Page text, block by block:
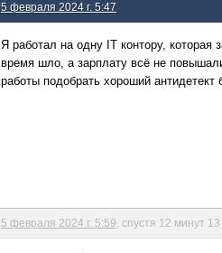
5 февраля 2024 г. 5:47
Я работал на одну IT контору,
время шло, а зарплату всё не
работы подобрать хороший
5 февраля 2024 г. 5:59 , спустя 12 минут